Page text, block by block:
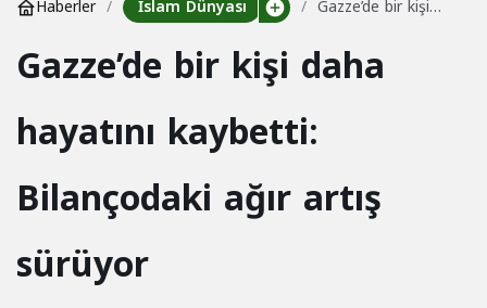
Haberler İslam Dünyası
Gazze’de bir kişi
kaybetti:
Gazze’de bir kişi daha
hayatını kaybetti:
Bilançodaki ağır artış
sürüyor